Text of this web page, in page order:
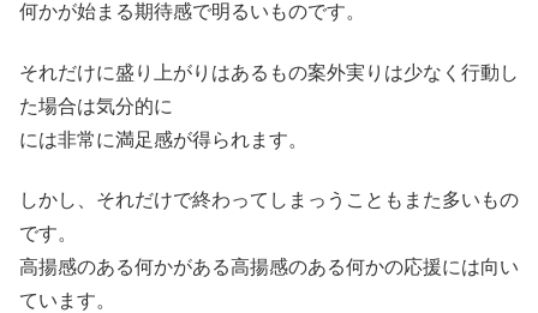
何かが始まる期待感で明るいものです。
それだけに盛り上がりはあるもの案外実りは少なく行動し
た場合は気分的に
には非常に満足感が得られます。
しかし、それだけで終わってしまっうこともまた多いもの
です。
高揚感のある何かがある高揚感のある何かの応援には向い
ています。